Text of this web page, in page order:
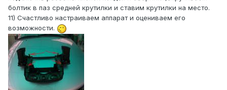
болтик в паз средней крутилки и ставим крутилки на место.
11) Счастливо настраиваем аппарат и оцениваем его
возможности.